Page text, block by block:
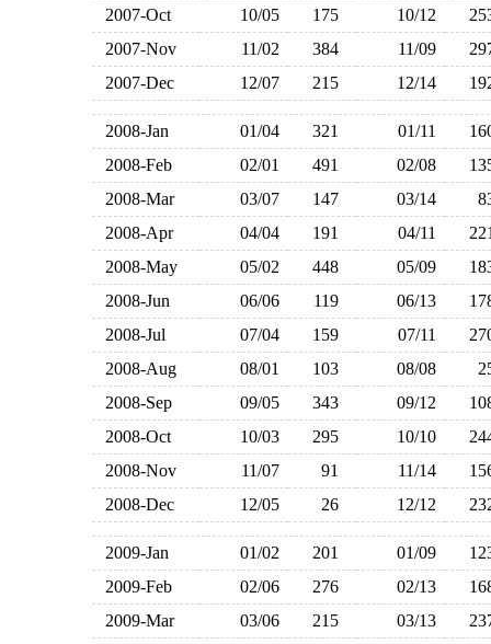
2007-Oct
10/05 175 10/12
2007-Nov
11/02 384 11/09
2007-Dec
12/07 215 12/14
2008-Jan 01/04 321 01/11
2008-Feb
02/01 491 02/08
2008-Mar
03/07 147 03/14
2008-Apr
04/04 191 04/11
2008-May
05/02 448 05/09
2008-Jun
06/06 119 06/13
2008-Jul
07/04 159 07/11
2008-Aug
08/01 103 08/08
2008-Sep
09/05 343 09/12
2008-Oct
10/03 295 10/10
2008-Nov
11/07 91 11/14
2008-Dec
12/05 26 12/12
2009-Jan 01/02 201 01/09
2009-Feb
02/06 276 02/13
2009-Mar
03/06 215 03/13